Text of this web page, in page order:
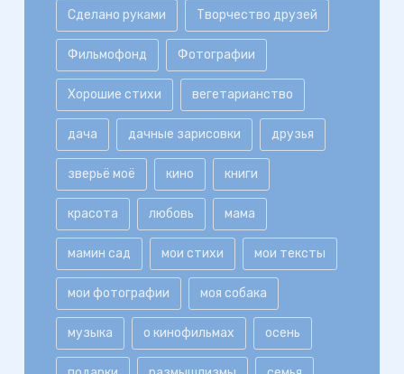
Сделано руками Творчество друзей
Фильмофонд Фотографии
Хорошие стихи вегетарианство
дача дачные зарисовки друзья
зверьё моё кино книги
красота любовь мама
мамин сад мои стихи мои тексты
мои фотографии моя собака
музыка о кинофильмах осень